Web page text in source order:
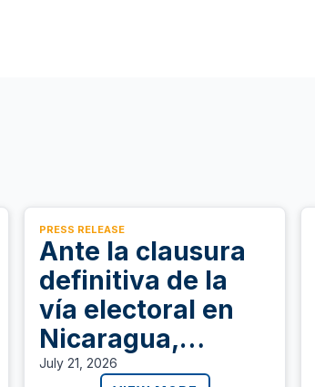
PRESS RELEASE
Ante la clausura
definitiva de la
vía electoral en
Nicaragua,
Alianza Americas
July 21, 2026